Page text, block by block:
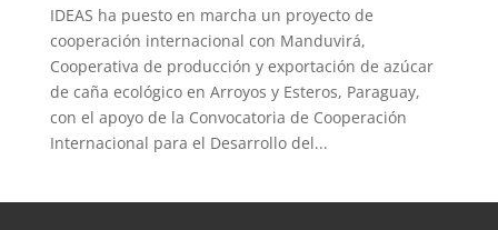
IDEAS ha puesto en marcha un proyecto de
cooperación internacional con Manduvirá,
Cooperativa de producción y exportación de azúcar
de caña ecológico en Arroyos y Esteros, Paraguay,
con el apoyo de la Convocatoria de Cooperación
Internacional para el Desarrollo del...